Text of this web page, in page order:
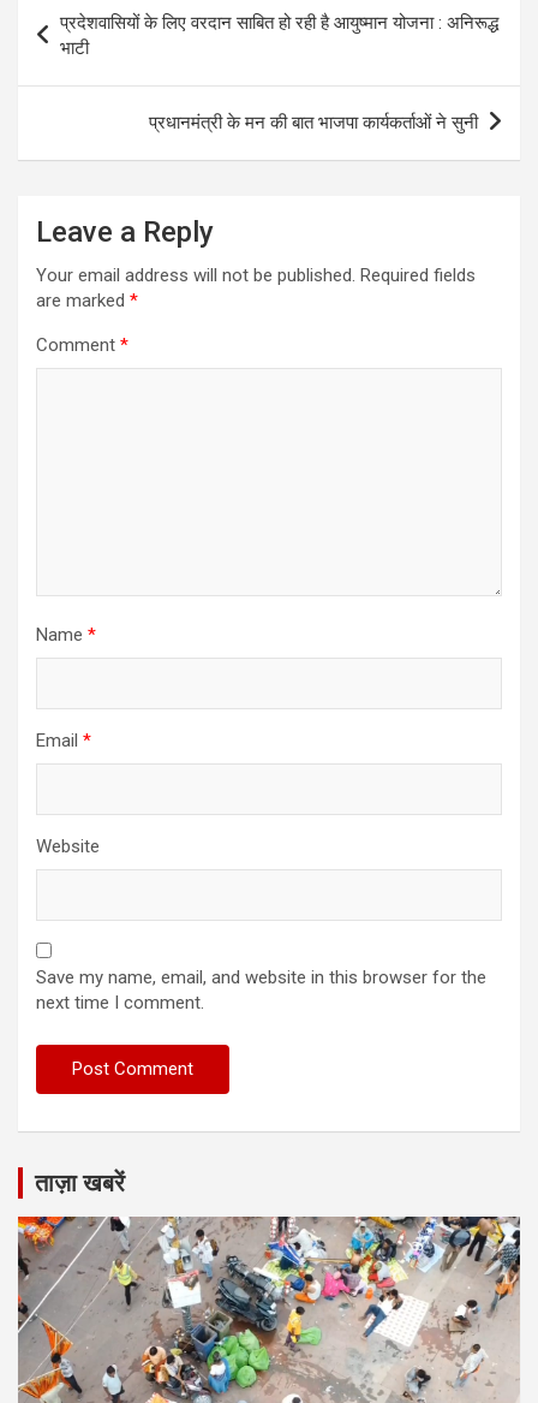
navigation
प्रदेशवासियों के लिए वरदान साबित हो रही है आयुष्मान योजना : अनिरूद्ध
भाटी
प्रधानमंत्री के मन की बात भाजपा कार्यकर्ताओं ने सुनी
Leave a Reply
Your email address will not be published. Required fields
are marked *
Comment *
Name *
Email *
Website
Save my name, email, and website in this browser for the
next time I comment.
ताज़ा खबरें